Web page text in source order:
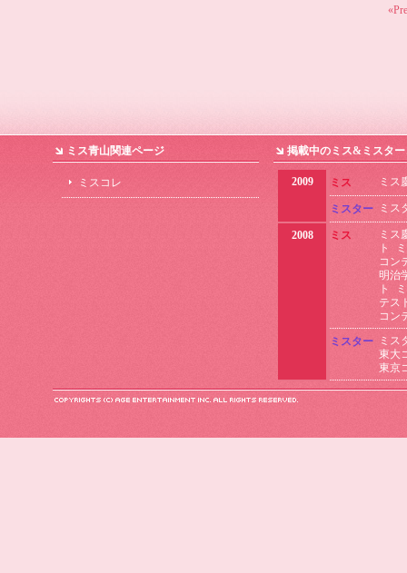
ミス青山関連ページ
ミスコレ
掲載中のミス&ミスタ
2009 ミス ミス
ミスター ミス
2008 ミス
ミス
ト
コン
明治
ト
テス
コン
ミスター
ミス
東大
東京